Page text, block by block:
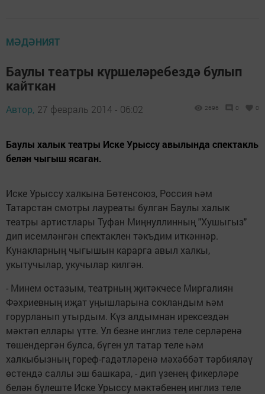
МӘДӘНИЯТ
Баулы театры күршеләребездә булып
кайткан
Автор, 27 февраль 2014 - 06:02 2696 0 0
Баулы халык театры Иске Урыссу авылында спектакль
белән чыгыш ясаган.
Иске Урыссу халкына Бөтенсоюз, Россия һәм
Татарстан смотры лауреаты булган Баулы халык
театры артистлары Туфан Миңнуллинның "Хушыгыз"
дип исемләнгән спектаклен тәкъдим иткәннәр.
Кунакларның чыгышын карарга авыл халкы,
укытучылар, укучылар килгән.
- Минем остазым, театрның җитәкчесе Миргалиян
Фәхриевның иҗат уңышларына сокландым һәм
горурланып утырдым. Күз алдымнан ирексездән
мәктәп еллары үтте. Ул безне инглиз теле серләренә
төшендергән булса, бүген ул татар теле һәм
халкыбызның гореф-гадәтләренә мәхәббәт тәрбияләү
өстендә саллы эш башкара, - дип үзенең фикерләре
белән бүлеште Иске Урыссу мәктәбенең инглиз теле